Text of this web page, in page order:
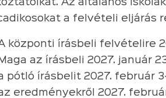
Az általános
a felvételi eljárás
központi írásbeli felvételire
Maga az írásbeli 2027. január
pótló írásbelit 2027. február
eredményekről 2027.